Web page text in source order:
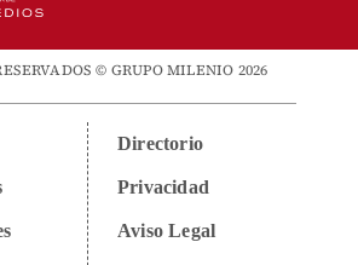
© GRUPO MILENIO 2026
Directorio
Privacidad
Aviso Legal